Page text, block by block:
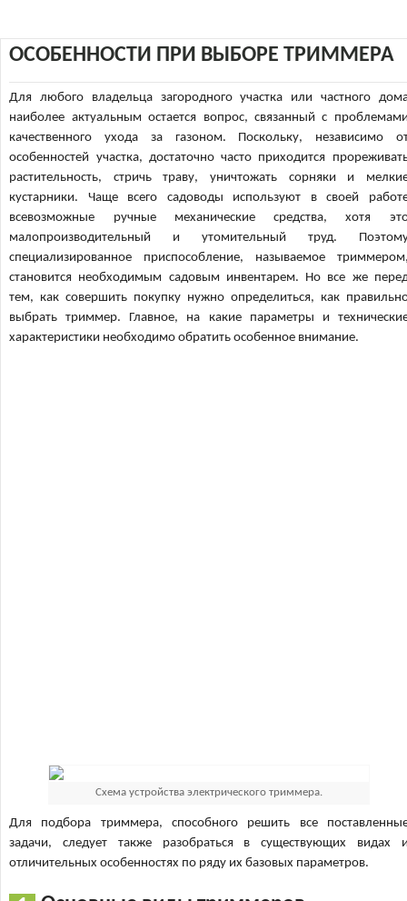
ОСОБЕННОСТИ ПРИ ВЫБОРЕ ТРИММЕРА
Для любого владельца загородного участка или частного
наиболее актуальным остается вопрос, связанный с
качественного ухода за газоном. Поскольку, независимо
особенностей участка, достаточно часто приходится
растительность, стричь траву, уничтожать сорняки и
кустарники. Чаще всего садоводы используют в своей
всевозможные ручные механические средства, хотя
малопроизводительный и утомительный труд.
специализированное приспособление, называемое
становится необходимым садовым инвентарем. Но все же
тем, как совершить покупку нужно определиться, как
выбрать триммер. Главное, на какие параметры и
характеристики необходимо обратить особенное внимание.
Схема устройства электрического триммера.
Для подбора триммера, способного решить все
задачи, следует также разобраться в существующих видах
отличительных особенностях по ряду их базовых параметров.